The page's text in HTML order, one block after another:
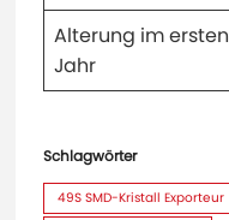
Alterung im ersten
Jahr
Schlagwörter
49S SMD-Kristall Exporteur